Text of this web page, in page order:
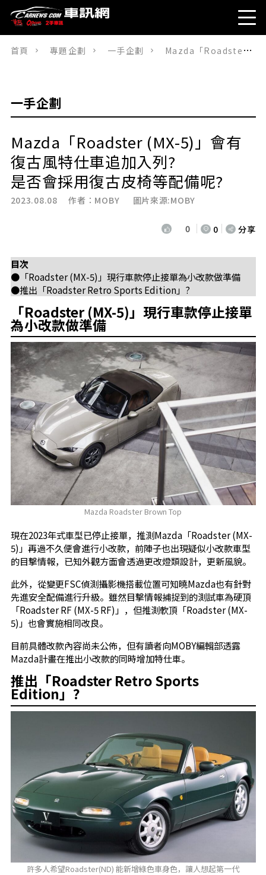
首頁 專題企劃 一手企劃 Mazda「Roadster (MX-5)」會有復古風特仕車追加入列?是否會採用復古皮椅等配備呢?
一手企劃
Mazda「Roadster (MX-5)」會有
復古風特仕車追加入列?
是否會採用復古皮椅等配備呢?
2023.08.08 作者： MOBY 圖片來源:MOBY
0 0 分享
目次
●「Roadster (MX-5)」現行車款停止接單為小改款做準備
●推出「Roadster Retro Sports Edition」?
「Roadster (MX-5)」現行車款停止接單
為小改款做準備
Mazda Roadster Brown Top
現在2023年式車型已停止接單，推測Mazda「Roadster (MX-
5)」再過不久便會進行小改款，前陣子也出現疑似小改款車型
的目擊情報，已知外觀方面會透過更改燈類設計，更新風貌。
此外，從變更FSC偵測攝影機搭載位置可知曉Mazda也有針對
先進安全配備進行升級。雖然目擊情報捕捉到的測試車為硬頂
「Roadster RF (MX-5 RF)」，但推測軟頂「Roadster (MX-
5)」也會實施相同改良。
目前具體改款內容尚未公佈，但有讀者向MOBY編輯部透露
Mazda計畫在推出小改款的同時增加特仕車。
推出「Roadster Retro Sports
Edition」?
許多人希望Roadster(ND) 能新增綠色車身色，讓人想起第一代